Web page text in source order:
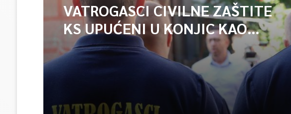
VATROGASCI CIVILNE ZAŠTITE
KS UPUĆENI U KONJIC KAO
ISPOMOĆ U GAŠENJU POŽARA